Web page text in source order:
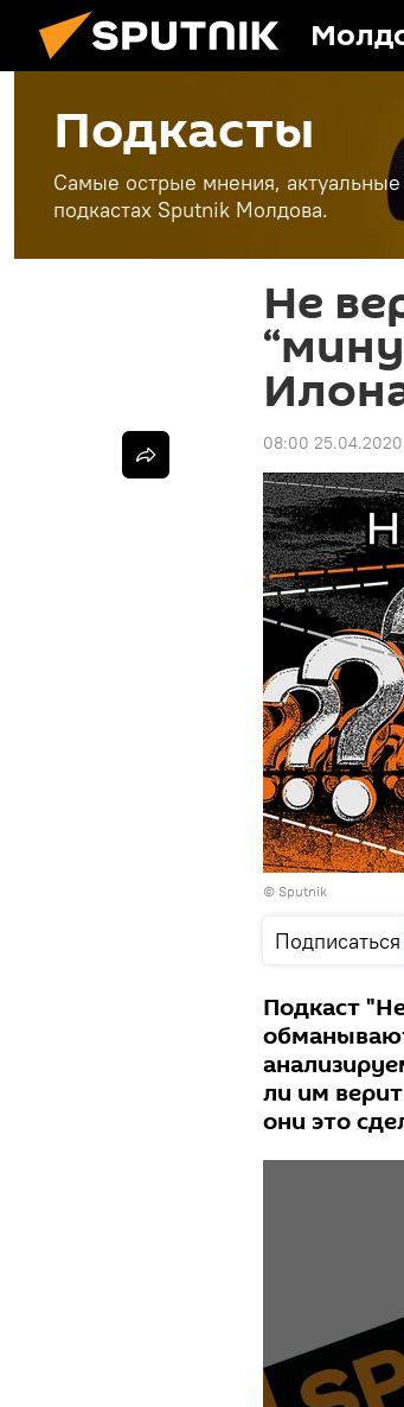
Подкасты
Самые острые мнения,
подкастах Sputnik Молдова.
Не
08:00 25.04.2020
© Sputnik
Подписаться
Подкаст
ли им
они это